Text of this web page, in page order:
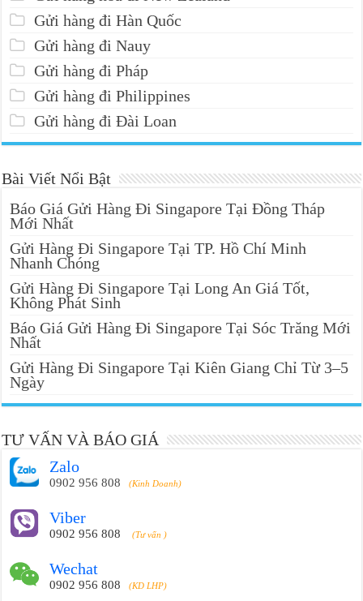
Gửi hàng đi Hàn Quốc
Gửi hàng đi Nauy
Gửi hàng đi Pháp
Gửi hàng đi Philippines
Gửi hàng đi Đài Loan
Bài Viết Nổi Bật
Báo Giá Gửi Hàng Đi Singapore Tại Đồng Tháp
Mới Nhất
Gửi Hàng Đi Singapore Tại TP. Hồ Chí Minh
Nhanh Chóng
Gửi Hàng Đi Singapore Tại Long An Giá Tốt,
Không Phát Sinh
Báo Giá Gửi Hàng Đi Singapore Tại Sóc Trăng Mới
Nhất
Gửi Hàng Đi Singapore Tại Kiên Giang Chỉ Từ 3–5
Ngày
TƯ VẤN VÀ BÁO GIÁ
Zalo
0902 956 808 (Kinh Doanh)
Viber
0902 956 808 (Tư vấn )
Wechat
0902 956 808 (KD LHP)